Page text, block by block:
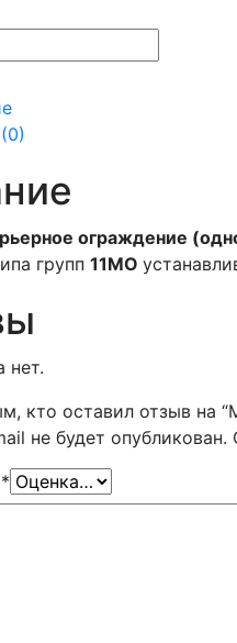
ограждение
групп 11МО
нет.
кто оставил отзыв на
не будет опубликован.
*